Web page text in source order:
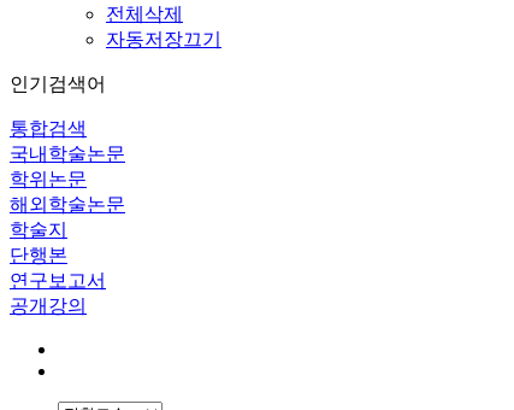
전체삭제
자동저장끄기
인기검색어
통합검색
국내학술논문
학위논문
해외학술논문
학술지
단행본
연구보고서
공개강의